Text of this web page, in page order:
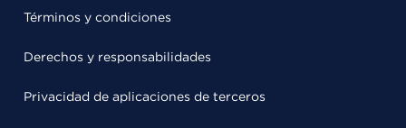
Términos y condiciones
Derechos y responsabilidades
Privacidad de aplicaciones de terceros